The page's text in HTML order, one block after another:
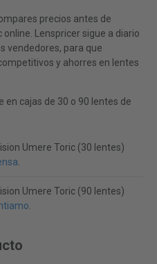
precios antes de
Lenspricer sigue a diario
vendedores, para que
y ahorres en lentes
en cajas de 30 o 90 lentes de
Umere Toric (30 lentes)
.
Umere Toric (90 lentes)
.